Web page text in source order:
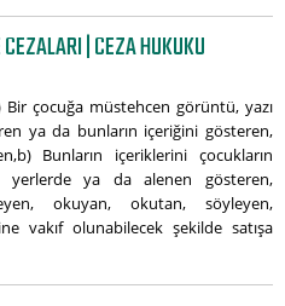
| CEZA HUKUKU
çocuğa müstehcen görüntü, yazı
ya da bunların içeriğini gösteren,
Bunların içeriklerini çocukların
yerlerde ya da alenen gösteren,
okuyan, okutan, söyleyen,
vakıf olunabilecek şekilde satışa